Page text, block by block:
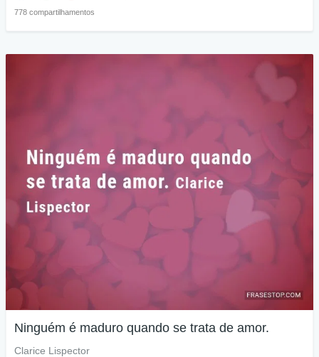
778 compartilhamentos
Ninguém é maduro quando se trata de amor.
Clarice Lispector